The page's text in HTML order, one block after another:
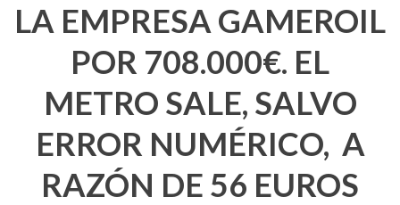
LA EMPRESA GAMEROIL
POR 708.000€. EL
METRO SALE, SALVO
ERROR NUMÉRICO, A
RAZÓN DE 56 EUROS